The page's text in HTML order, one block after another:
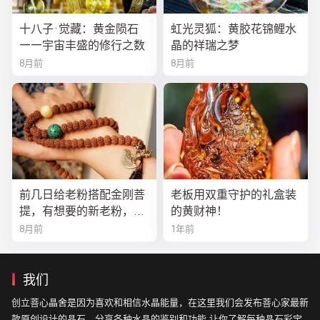
十八子·觉藏：黄金陨石
——宇宙丰盛的修行之数
8月前
虹光灵狐：黄胶花锦鲤水
晶的祥瑞之梦
8月前
前几日给老粉搭配金刚菩
提，有想要的新老粉，都
可以来排队
8月前
老板用双重守护的礼盒装
的黄财神！
1年前
我们
创立菩心晶舍是因为喜欢和相信水晶能量，在这里我们会发布菩心家最新